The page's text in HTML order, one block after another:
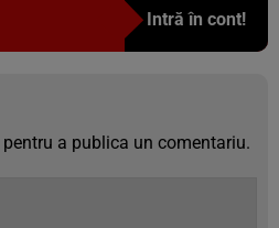
Intră în cont!
pentru a publica un comentariu.